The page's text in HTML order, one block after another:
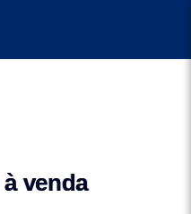
venda